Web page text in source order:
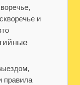
и
правила